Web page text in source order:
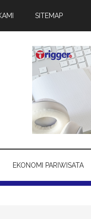
SITEMAP
EKONOMI PARIWISATA